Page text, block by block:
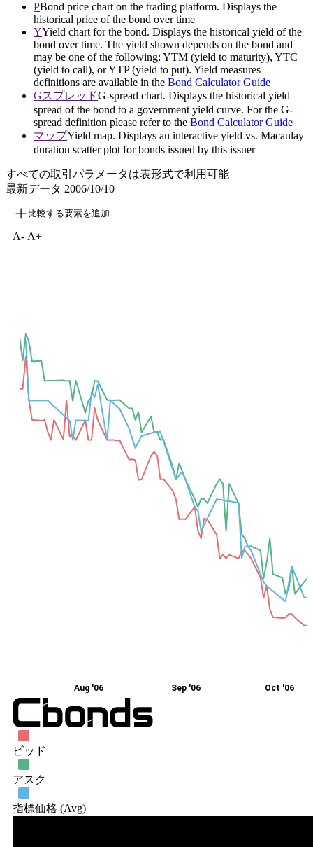
PBond price chart on the trading platform. Displays the
historical price of the bond over time
YYield chart for the bond. Displays the historical yield of the
bond over time. The yield shown depends on the bond and
may be one of the following: YTM (yield to maturity), YTC
(yield to call), or YTP (yield to put). Yield measures
definitions are available in the Bond Calculator Guide
GスプレッドG-spread chart. Displays the historical yield
spread of the bond to a government yield curve. For the G-
spread definition please refer to the Bond Calculator Guide
マップYield map. Displays an interactive yield vs. Macaulay
duration scatter plot for bonds issued by this issuer
すべての取引パラメータは表形式で利用可能
最新データ 2006/10/10
比較する要素を追加